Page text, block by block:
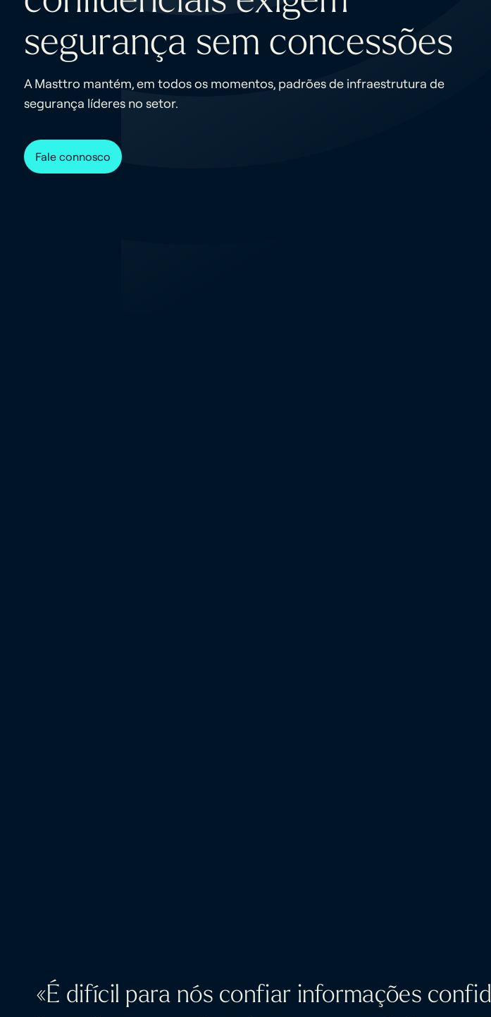
segurança sem concessões
A Masttro mantém, em todos os momentos, padrões de infraestrutura de
segurança líderes no setor.
Fale connosco
«É difícil para nós confiar informações